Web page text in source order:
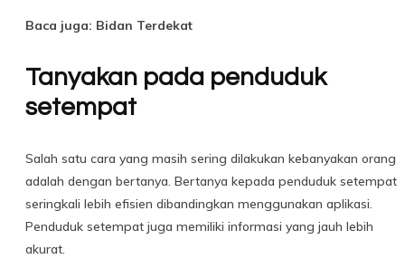
Baca juga: Bidan Terdekat
Tanyakan pada penduduk
setempat
Salah satu cara yang masih sering dilakukan kebanyakan orang
adalah dengan bertanya. Bertanya kepada penduduk setempat
seringkali lebih efisien dibandingkan menggunakan aplikasi.
Penduduk setempat juga memiliki informasi yang jauh lebih
akurat.